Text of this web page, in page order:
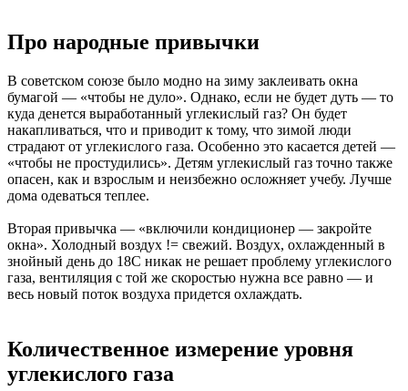
Про народные привычки
В советском союзе было модно на зиму заклеивать окна
бумагой — «чтобы не дуло». Однако, если не будет дуть — то
куда денется выработанный углекислый газ? Он будет
накапливаться, что и приводит к тому, что зимой люди
страдают от углекислого газа. Особенно это касается детей —
«чтобы не простудились». Детям углекислый газ точно также
опасен, как и взрослым и неизбежно осложняет учебу. Лучше
дома одеваться теплее.
Вторая привычка — «включили кондиционер — закройте
окна». Холодный воздух != свежий. Воздух, охлажденный в
знойный день до 18С никак не решает проблему углекислого
газа, вентиляция с той же скоростью нужна все равно — и
весь новый поток воздуха придется охлаждать.
Количественное измерение уровня
углекислого газа